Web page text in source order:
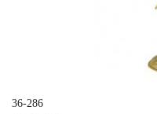
36-286